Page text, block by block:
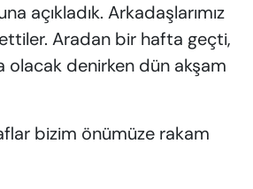
açıkladık. Arkadaşlarımız
Aradan bir hafta geçti,
olacak denirken dün akşam
bizim önümüze rakam